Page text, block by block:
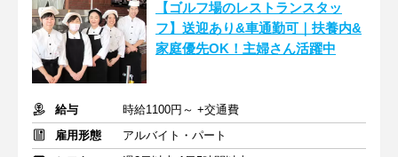
【ゴルフ場のレストランスタッ
フ】送迎あり&車通勤可｜扶養内&
家庭優先OK！主婦さん活躍中
給与
時給1100円～ +交通費
雇用形態
アルバイト・パート